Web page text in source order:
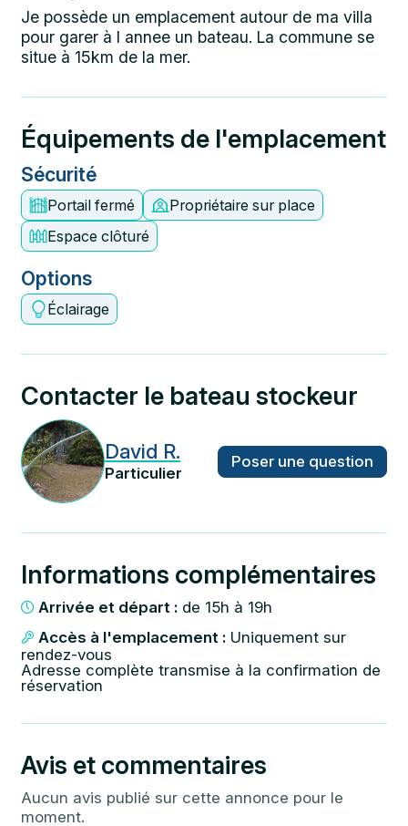
Je possède un emplacement autour de ma villa
pour garer à l annee un bateau. La commune se
situe à 15km de la mer.
Équipements de l'emplacement
Sécurité
Portail fermé
Propriétaire sur place
Espace clôturé
Options
Éclairage
Contacter le bateau stockeur
David R.
Particulier
Poser une question
Informations complémentaires
Arrivée et départ : de 15h à 19h
Accès à l'emplacement : Uniquement sur
rendez-vous
Adresse complète transmise à la confirmation de
réservation
Avis et commentaires
Aucun avis publié sur cette annonce pour le
moment.